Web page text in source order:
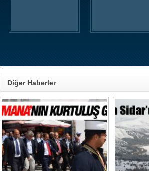
Diğer Haberler